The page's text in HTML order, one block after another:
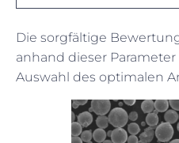
Die sorgfältige
anhand dieser
Auswahl des optimalen